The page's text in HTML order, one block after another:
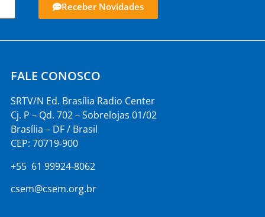
Receber Novidades
FALE CONOSCO
SRTV/N Ed. Brasília Radio Center
Cj. P – Qd. 702 – Sobrelojas 01/02
Brasília – DF / Brasil
CEP: 70719-900
+55 61 99924-8062
csem@csem.org.br